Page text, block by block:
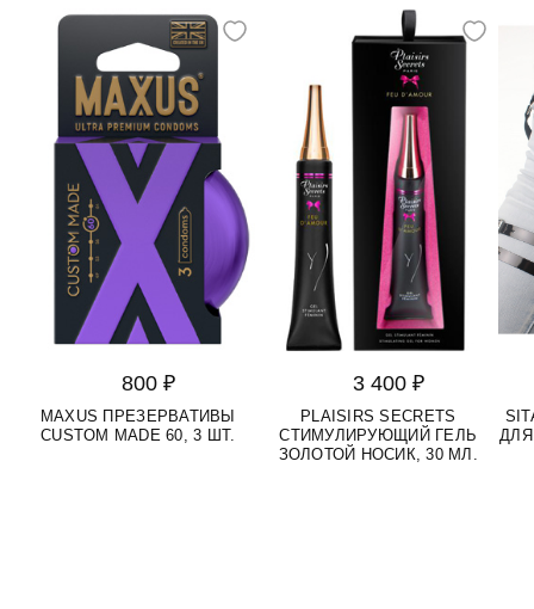
800 ₽
MAXUS ПРЕЗЕРВАТИВЫ
CUSTOM MADE 60, 3 ШТ.
3 400 ₽
PLAISIRS SECRETS
СТИМУЛИРУЮЩИЙ ГЕЛЬ
ЗОЛОТОЙ НОСИК, 30 МЛ.